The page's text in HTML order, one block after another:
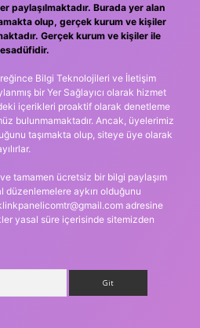
paylaşılmaktadır. Burada yer alan
olup, gerçek kurum ve kişiler
Gerçek kurum ve kişiler ile
Bilgi Teknolojileri ve İletişim
bir Yer Sağlayıcı olarak hizmet
içerikleri proaktif olarak denetleme
bulunmamaktadır. Ancak, üyelerimiz
taşımakta olup, siteye üye olarak
tamamen ücretsiz bir bilgi paylaşım
aykırı olduğunu
adresine
yasal süre içerisinde sitemizden